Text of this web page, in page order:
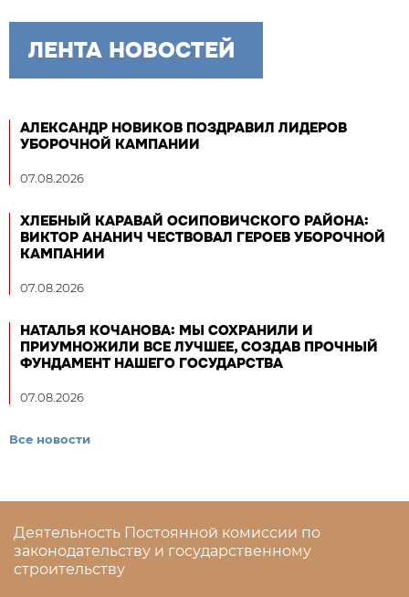
ЛЕНТА НОВОСТЕЙ
АЛЕКСАНДР НОВИКОВ ПОЗДРАВИЛ ЛИДЕРОВ
УБОРОЧНОЙ КАМПАНИИ
07.08.2026
ХЛЕБНЫЙ КАРАВАЙ ОСИПОВИЧСКОГО РАЙОНА:
ВИКТОР АНАНИЧ ЧЕСТВОВАЛ ГЕРОЕВ УБОРОЧНОЙ
КАМПАНИИ
07.08.2026
НАТАЛЬЯ КОЧАНОВА: МЫ СОХРАНИЛИ И
ПРИУМНОЖИЛИ ВСЕ ЛУЧШЕЕ, СОЗДАВ ПРОЧНЫЙ
ФУНДАМЕНТ НАШЕГО ГОСУДАРСТВА
07.08.2026
Все новости
Деятельность Постоянной комиссии по
законодательству и государственному
строительству